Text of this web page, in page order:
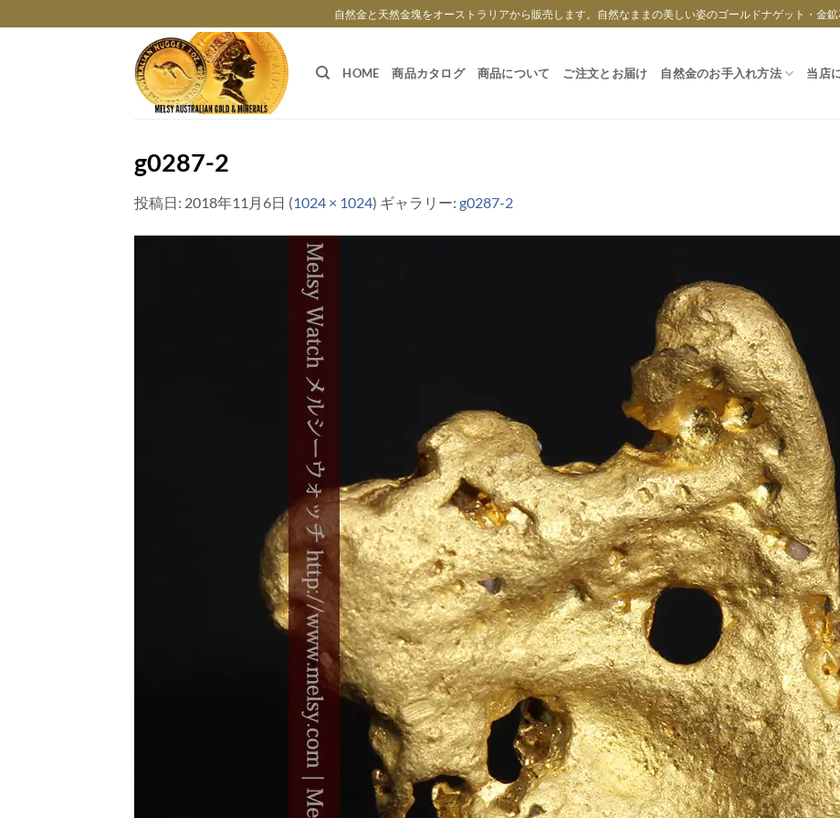
to
自然金と天然金塊をオーストラリアから販売します。自然なままの美しい姿のゴールドナゲット・金鉱
HOME 商品カタログ 商品について ご注文とお届け 自然金のお手入れ方法 当店
g0287-2
投稿日: 2018年11月6日 (1024 × 1024) ギャラリー: g0287-2